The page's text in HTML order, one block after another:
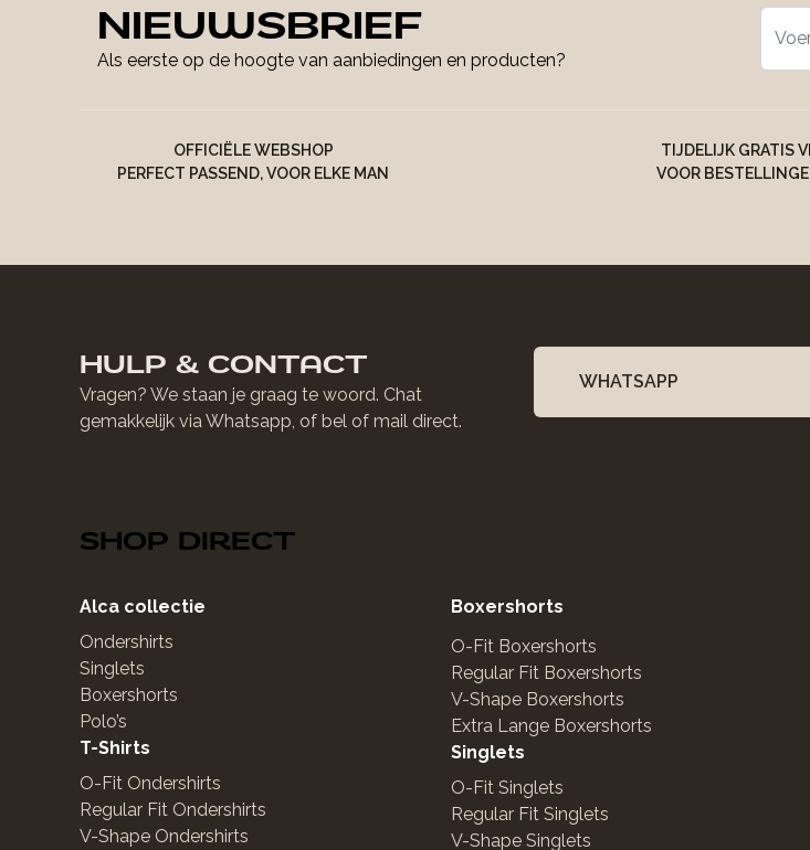
NIEUWSBRIEF
Als eerste op de hoogte van aanbiedingen en producten?
OFFICIËLE WEBSHOP
PERFECT PASSEND, VOOR ELKE MAN
TIJDELIJK GRATIS
VOOR
HULP & CONTACT
Vragen? We staan je graag te woord. Chat
gemakkelijk via Whatsapp, of bel of mail direct.
WHATSAPP
SHOP DIRECT
Alca collectie
Ondershirts
Singlets
Boxershorts
Polo’s
T-Shirts
O-Fit Ondershirts
Regular Fit Ondershirts
V-Shape Ondershirts
Boxershorts
O-Fit Boxershorts
Regular Fit Boxershorts
V-Shape Boxershorts
Extra Lange Boxershorts
Singlets
O-Fit Singlets
Regular Fit Singlets
V-Shape Singlets